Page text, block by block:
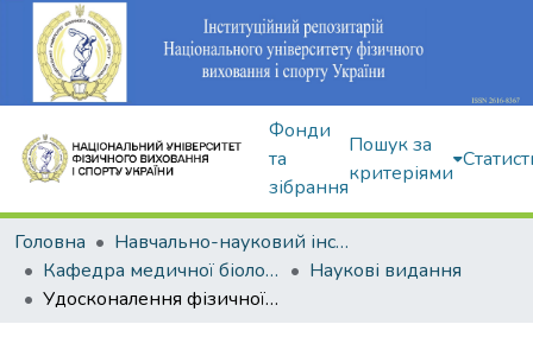
Фонди
та
зібрання
Пошук за
критеріями
Головна
Навчально-науковий інститут здоров'я, реабілітації та фізичного виховання
Кафедра медичної біології та спортивної дієтології
Наукові видання
Удосконалення фізичної підготовленості плавців на етапі попередньої базової підготовки за допомогою ендогенно гіпоксичного дихання